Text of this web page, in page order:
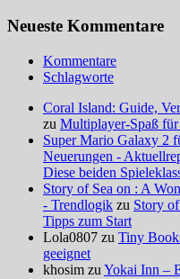
Neueste Kommentare
Kommentare
Schlagworte
Coral Island: Guide,
zu Multiplayer-Spaß
Super Mario Galaxy 2
Neuerungen -
Diese beiden
Story of Sea on : A
- Trendlogik zu Story
Tipps zum Start
Lola0807 zu Tiny
geeignet
khosim zu Yokai Inn –